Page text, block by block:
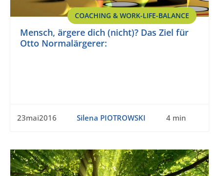
COACHING & WORK-LIFE-BALANCE
Mensch, ärgere dich (nicht)? Das Ziel für
Otto Normalärgerer:
23mai2016 Silena PIOTROWSKI 4 min